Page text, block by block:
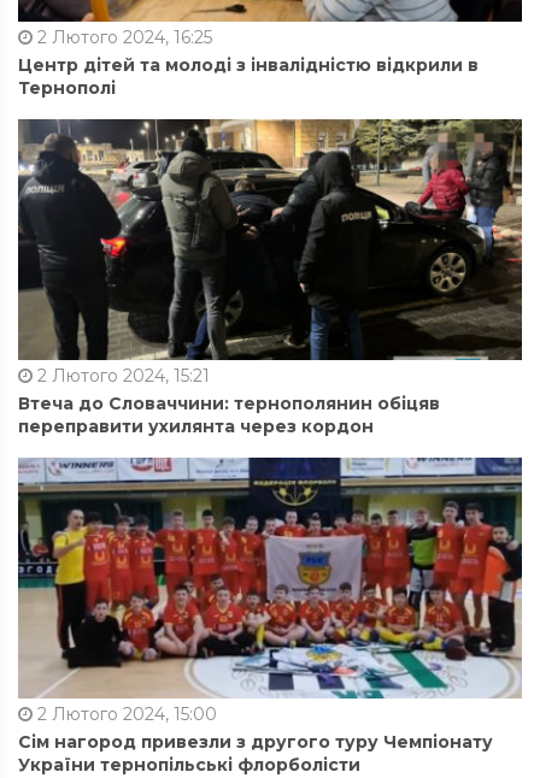
2 Лютого 2024, 16:25
Центр дітей та молоді з інвалідністю відкрили в
Тернополі
2 Лютого 2024, 15:21
Втеча до Словаччини: тернополянин обіцяв
переправити ухилянта через кордон
2 Лютого 2024, 15:00
Сім нагород привезли з другого туру Чемпіонату
України тернопільські флорболісти